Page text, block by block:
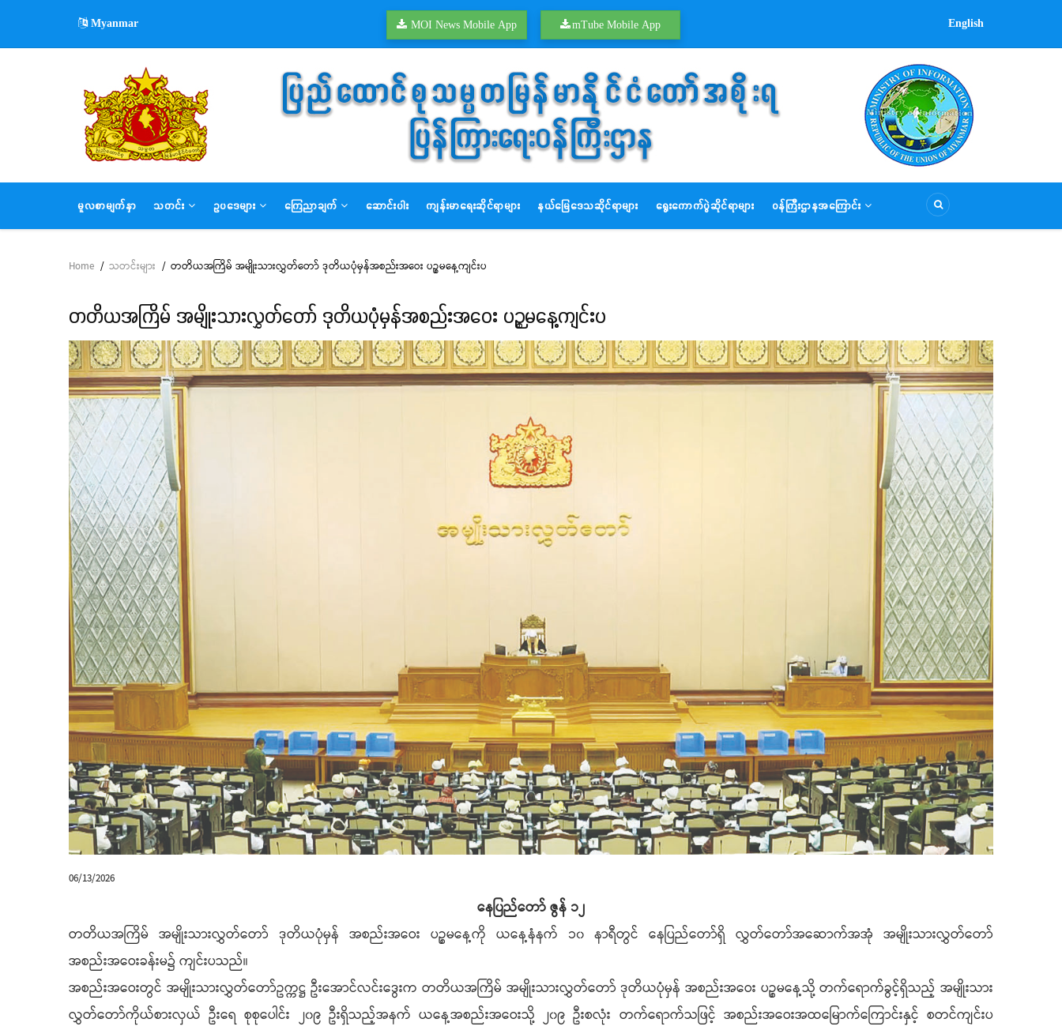
main
Myanmar MOI News Mobile App mTube Mobile App English
MAIN
NAVIGATION
မူလစာမျက်နှာ သတင်း ဥပဒေများ ကြေညာချက် ဆောင်းပါး ကျန်းမာရေးဆိုင်ရာများ နယ်မြေဒေသဆိုင်ရာများ ရွေးကောက်ပွဲဆိုင်ရာများ ဝန်ကြီးဌာနအကြောင်း
Breadcrumb
Home / သတင်းများ / တတိယအကြိမ် အမျိုးသားလွှတ်တော် ဒုတိယပုံမှန်အစည်းအဝေး ပဉ္စမနေ့ကျင်းပ
တတိယအကြိမ် အမျိုးသားလွှတ်တော် ဒုတိယပုံမှန်အစည်းအဝေး ပဉ္စမနေ့ကျင်းပ
06/13/2026
နေပြည်တော် ဇွန် ၁၂
တတိယအကြိမ် အမျိုးသားလွှတ်တော် ဒုတိယပုံမှန် အစည်းအဝေး ပဉ္စမနေ့ကို ယနေ့နံနက် ၁၀ နာရီတွင် နေပြည်တော်ရှိ လွှတ်တော်အဆောက်အအုံ အမျိုးသားလွှတ်တော်
အစည်းအဝေးခန်းမ၌ ကျင်းပသည်။
အစည်းအဝေးတွင် အမျိုးသားလွှတ်တော်ဥက္ကဋ္ဌ ဦးအောင်လင်းဒွေးက တတိယအကြိမ် အမျိုးသားလွှတ်တော် ဒုတိယပုံမှန် အစည်းအဝေး ပဉ္စမနေ့သို့ တက်ရောက်ခွင့်ရှိသည့် အမျိုးသား
လွှတ်တော်ကိုယ်စားလှယ် ဦးရေ စုစုပေါင်း ၂၀၉ ဦးရှိသည့်အနက် ယနေ့အစည်းအဝေးသို့ ၂၀၉ ဦးစလုံး တက်ရောက်သဖြင့် အစည်းအဝေးအထမြောက်ကြောင်းနှင့် စတင်ကျင်းပ